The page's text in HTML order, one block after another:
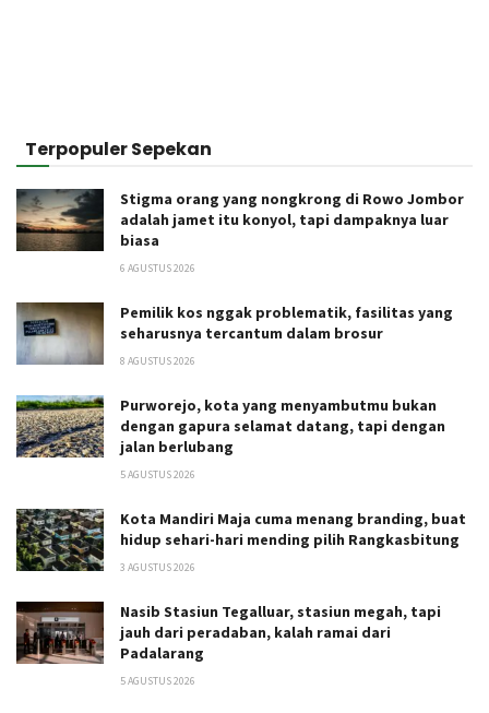
Terpopuler Sepekan
Stigma orang yang nongkrong di Rowo Jombor
adalah jamet itu konyol, tapi dampaknya luar
biasa
6 AGUSTUS 2026
Pemilik kos nggak problematik, fasilitas yang
seharusnya tercantum dalam brosur
8 AGUSTUS 2026
Purworejo, kota yang menyambutmu bukan
dengan gapura selamat datang, tapi dengan
jalan berlubang
5 AGUSTUS 2026
Kota Mandiri Maja cuma menang branding, buat
hidup sehari-hari mending pilih Rangkasbitung
3 AGUSTUS 2026
Nasib Stasiun Tegalluar, stasiun megah, tapi
jauh dari peradaban, kalah ramai dari
Padalarang
5 AGUSTUS 2026